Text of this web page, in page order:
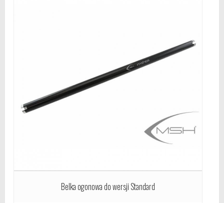
Belka ogonowa do wersji Standard